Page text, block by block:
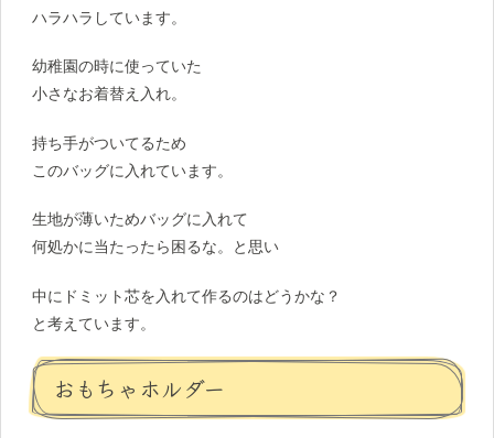
ハラハラしています。
幼稚園の時に使っていた
小さなお着替え入れ。
持ち手がついてるため
このバッグに入れています。
生地が薄いためバッグに入れて
何処かに当たったら困るな。と思い
中にドミット芯を入れて作るのはどうかな？
と考えています。
おもちゃホルダー